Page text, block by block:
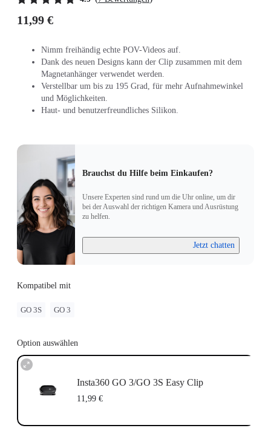
11,99 €
Nimm freihändig echte POV-Videos auf.
Dank des neuen Designs kann der Clip zusammen mit dem
Magnetanhänger verwendet werden.
Verstellbar um bis zu 195 Grad, für mehr Aufnahmewinkel
und Möglichkeiten.
Haut- und benutzerfreundliches Silikon.
Brauchst du Hilfe beim Einkaufen?
Unsere Experten sind rund um die Uhr online, um dir
bei der Auswahl der richtigen Kamera und Ausrüstung
zu helfen.
Jetzt chatten
Kompatibel mit
GO 3S GO 3
Option auswählen
Insta360 GO 3/GO 3S Easy Clip
11,99 €